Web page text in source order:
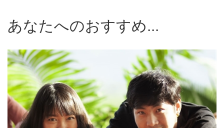
あなたへのおすすめ...